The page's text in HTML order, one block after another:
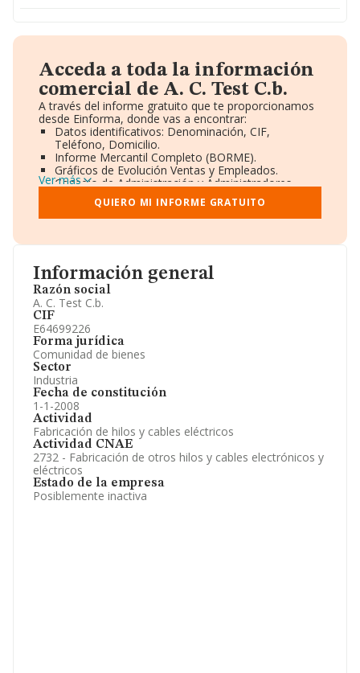
Información general
Razón social
A. C. Test C.b.
CIF
E64699226
Forma jurídica
Comunidad de bienes
Sector
Industria
Fecha de constitución
1-1-2008
Actividad
Fabricación de hilos y cables eléctricos
Actividad CNAE
2732 - Fabricación de otros hilos y cables electrónicos y
eléctricos
Estado de la empresa
Posiblemente inactiva
Acceda a toda la información
comercial de A. C. Test C.b.
A través del informe gratuito que te proporcionamos
desde Einforma, donde vas a encontrar:
Datos identificativos: Denominación, CIF,
Teléfono, Domicilio.
Informe Mercantil Completo (BORME).
Gráficos de Evolución Ventas y Empleados.
Consejo de Administración y Administradores.
Directivos y Ejecutivos.
Accionistas.
Participaciones y Vinculaciones en otras empresas.
Información oficial y registral complementaria.
Ver más
QUIERO MI INFORME GRATUITO